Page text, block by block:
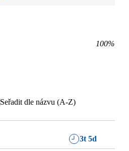
100%
Seřadit dle názvu (A-Z)
3t 5d